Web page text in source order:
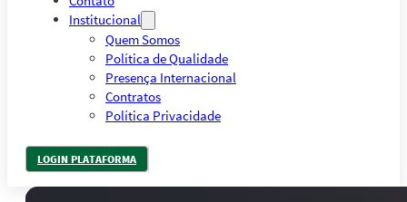
Institucional
Quem Somos
Política de Qualidade
Presença Internacional
Contratos
Política Privacidade
LOGIN PLATAFORMA